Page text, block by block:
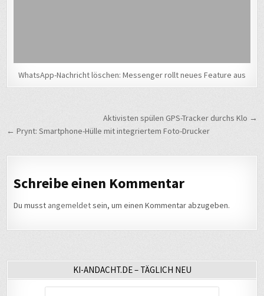
WhatsApp-Nachricht löschen: Messenger rollt neues Feature aus
BeitragsnavigationAktivisten spülen GPS-Tracker durchs Klo →
← Prynt: Smartphone-Hülle mit integriertem Foto-Drucker
Schreibe einen Kommentar
Du musst angemeldetsein, um einen Kommentar abzugeben.
KI-ANDACHT.DE – TÄGLICH NEU